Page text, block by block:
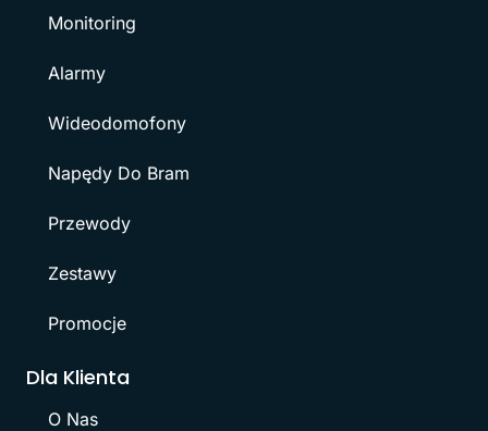
Monitoring
Alarmy
Wideodomofony
Napędy Do Bram
Przewody
Zestawy
Promocje
Dla Klienta
O Nas